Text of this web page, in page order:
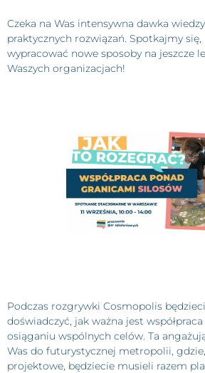
Czeka na Was intensywna dawka
praktycznych rozwiązań. Spotkajmy
wypracować nowe sposoby na jeszcze
Waszych organizacjach!
Podczas rozgrywki Cosmopolis
doświadczyć, jak ważna jest
osiąganiu wspólnych celów. Ta
Was do futurystycznej metropolii,
projektowe, będziecie musieli razem